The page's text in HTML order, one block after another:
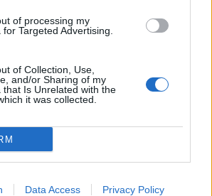
of processing my
Targeted Advertising.
of Collection, Use,
and/or Sharing of my
that Is Unrelated with the
it was collected.
Data Access Privacy Policy
ΕΟΠΑΕ: «Έκλεισε ο
στην Αθήνα»
09 Ιουλίου 2026
ΑΡΘΡΑ